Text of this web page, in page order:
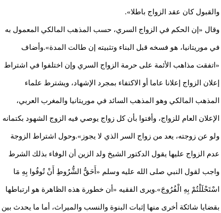
والقبول كان عقد الزواج باطلا».
وقال «إن الحكم في الزواج السري، حسب المذهب المالكي المعمول به
في موريتانيا، هو فسخه قبل البناء وتثبيته إن طالت المدة».وأضاف
«اتفقت مذاهب الأئمة على حرمة الزواج السري وإن اختلفوا في اشتراط
إعلان الزواج إعلانا عاما أو الاكتفاء بمجرد الإشهاد، ويشترط علماء
المذهب المالكي وهو المذهب السائد في موريتانيا والمغرب العربي،
الإعلان العام للزواج، وأفتوا بأن كل زواج يوصي فيه الزوج الشهود بكتمانه
ولو عن زوجته، يعد من زواج السر الذي لا يجوز».وحول اشتراط الزوجة
عدم الزواج عليها يقول الدكتور الشيخ ولد الزين أن الوفاء بذلك الشرط
واجب لقول النبي صلى الله عليه وسلم «أَحَقُّ الشُّرُوطِ أَنْ تُوفُوا بِهِ مَا
اسْتَحْلَلْتُمْ بِهِ الْفُرُوجَ».ويرى الفقيه «أن خطورة هذه الظاهرة هو ارتباطها
بقضايا شائكة أخرى منها إثبات البنوة والنسب والميراث، أما ما يحدث بين